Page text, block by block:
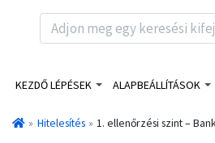
KEZDŐ LÉPÉSEK ALAPBEÁLLÍTÁSOK
Hitelesítés 1. ellenőrzési szint –